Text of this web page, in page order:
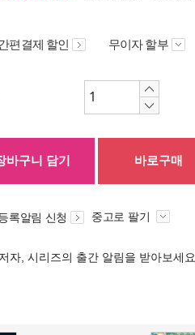
편결제 할인 무이자 할부
바구니 담기 바로구매
록알림 신청 중고로 팔기
자, 시리즈의 출간 알림을 받아보세요